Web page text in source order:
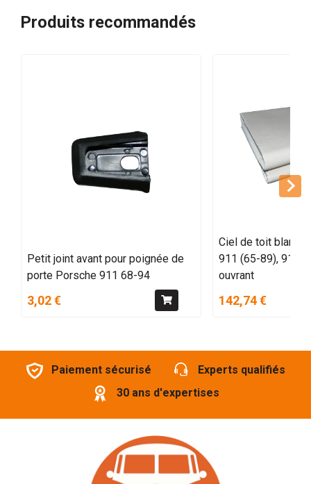
Produits recommandés
Petit joint avant pour poignée de
porte Porsche 911 68-94
3,02 €
Ciel de toit blanc
911 (65-89), 912
ouvrant
142,74 €
Paiement sécurisé
Experts qualifiés
30 ans d'expertises